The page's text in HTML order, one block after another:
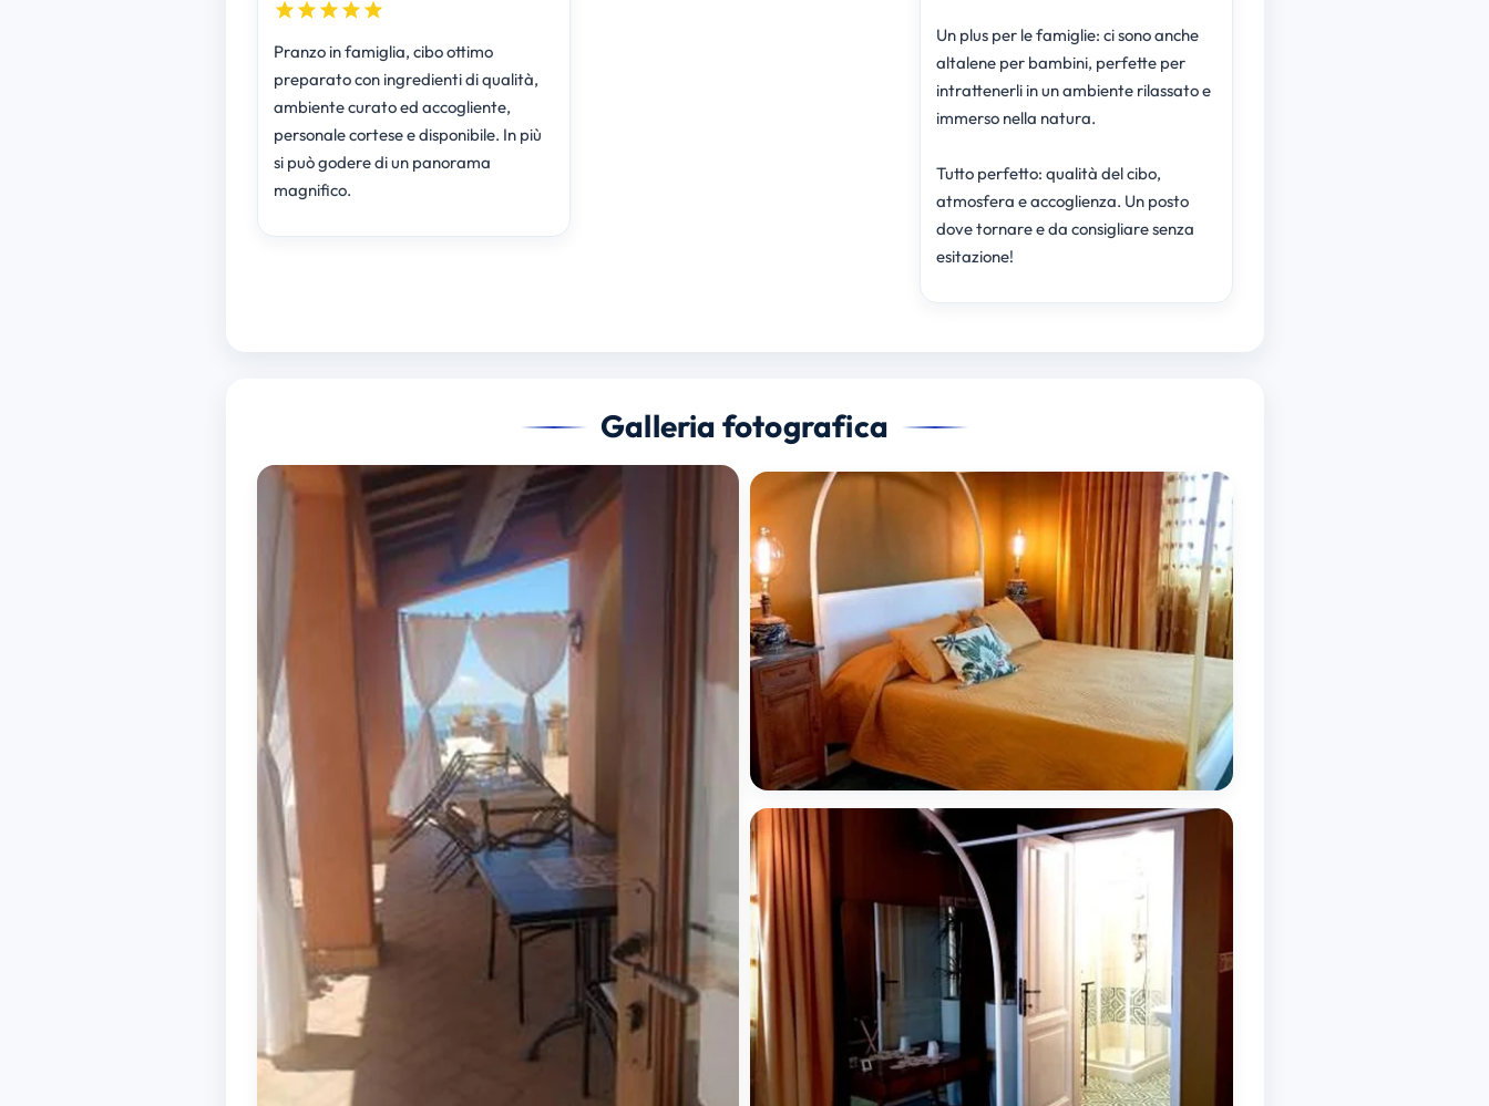
Pranzo in famiglia, cibo ottimo
preparato con ingredienti di qualità,
ambiente curato ed accogliente,
personale cortese e disponibile. In più
si può godere di un panorama
magnifico.
Un plus per le famiglie: ci sono anche
altalene per bambini, perfette per
intrattenerli in un ambiente rilassato e
immerso nella natura.
Tutto perfetto: qualità del cibo,
atmosfera e accoglienza. Un posto
dove tornare e da consigliare senza
esitazione!
Galleria fotografica